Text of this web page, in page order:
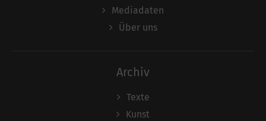
Mediadaten
Über uns
Archiv
Texte
Kunst